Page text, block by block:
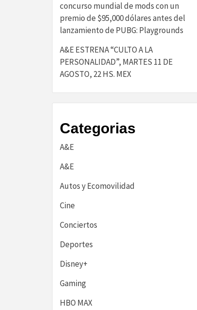
concurso mundial de mods con un
premio de $95,000 dólares antes del
lanzamiento de PUBG: Playgrounds
A&E ESTRENA “CULTO A LA
PERSONALIDAD”, MARTES 11 DE
AGOSTO, 22 HS. MEX
Categorias
A&E
A&E
Autos y Ecomovilidad
Cine
Conciertos
Deportes
Disney+
Gaming
HBO MAX